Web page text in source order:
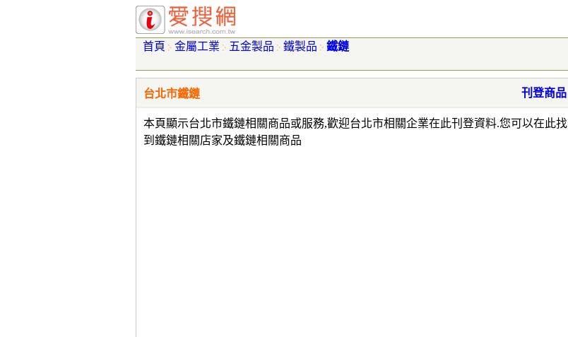
首頁 金屬工業 五金製品 鐵製品 鐵鏈
台北市鐵鏈
本頁顯示台北市鐵鏈相關商品或服務,歡迎台北市相關企業在此刊登資料.您可以在此找
到鐵鏈相關店家及鐵鏈相關商品
刊登商品